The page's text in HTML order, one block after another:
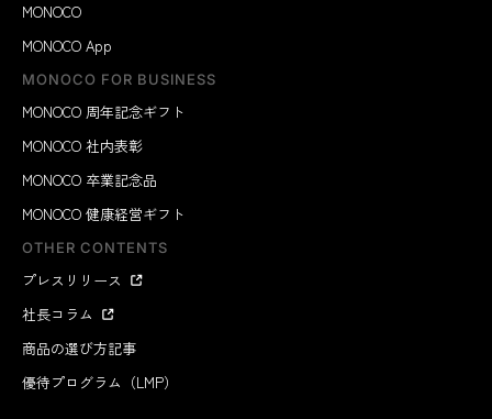
MONOCO
MONOCO App
MONOCO FOR BUSINESS
MONOCO 周年記念ギフト
MONOCO 社内表彰
MONOCO 卒業記念品
MONOCO 健康経営ギフト
OTHER CONTENTS
プレスリリース
社長コラム
商品の選び方記事
優待プログラム（LMP）